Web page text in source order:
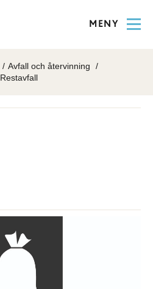
MENY
Avfall och återvinning
Restavfall